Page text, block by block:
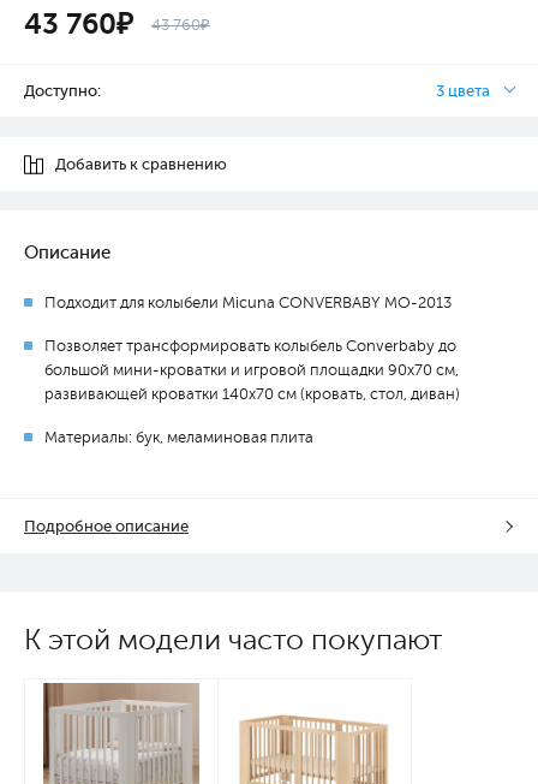
43 760₽ 43 760₽
Доступно: 3 цвета
Добавить к сравнению
Описание
Подходит для колыбели Micuna CONVERBABY МО-2013
Позволяет трансформировать колыбель Converbaby до
большой мини-кроватки и игровой площадки 90x70 см,
развивающей кроватки 140x70 см (кровать, стол, диван)
Материалы: бук, меламиновая плита
Подробное описание
К этой модели часто покупают